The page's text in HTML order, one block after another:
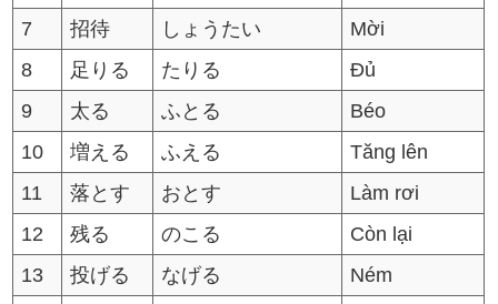
7
招待 しょうたい
Mời
8
足りる たりる
Đủ
9
太る ふとる
Béo
10
増える ふえる
Tăng lên
11
落とす おとす
Làm rơi
12
残る のこる
Còn lại
13
投げる なげる
Ném